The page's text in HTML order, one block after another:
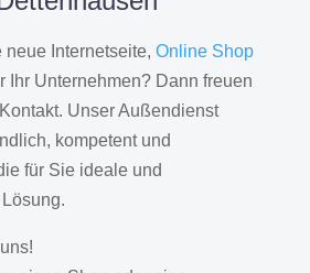
Internetseite, Online Shop
Ihr Unternehmen? Dann freuen
Unser Außendienst
kompetent und
für Sie ideale und